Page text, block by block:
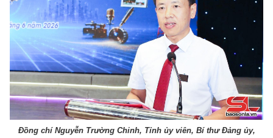
Đồng chí Nguyễn Trường Chinh, Tỉnh ủy viên, Bí thư Đảng ủy,